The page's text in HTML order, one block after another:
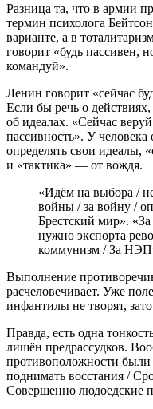
Разница та, что в армии
термин психолога
варианте, а в
говорит «будь пассивен,
командуй».
Ленин говорит «сейчас
Если бы речь о
об идеалах. «Сейчас
пассивность». У
определять свои идеалы,
и «тактика» — от вождя.
«Идём на выбора /
войны / за войну /
Брестский мир».
нужно экспорта
коммунизм / За
Выполнение
расчеловечивает. Уже
инфантилы не творят,
Правда, есть одна
лишён предрассудков.
противоположности
поднимать восстания /
Совершенно людоедские